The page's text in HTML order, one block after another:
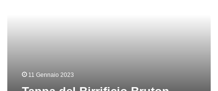
11 Gennaio 2023